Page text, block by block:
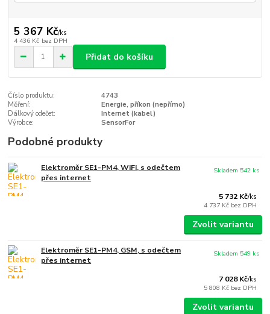
5 367 Kč/ks
4 436 Kč bez DPH
Přidat do košíku
Číslo produktu:
4743
Měření:
Energie, příkon (nepřímo)
Dálkový odečet:
Internet (kabel)
Výrobce:
SensorFor
Podobné produkty
Elektroměr SE1-PM4, WiFi, s odečtem
přes internet
5 732 Kč/ks
4 737 Kč bez DPH
Skladem 542 ks
Zvolit variantu
Elektroměr SE1-PM4, GSM, s odečtem
přes internet
7 028 Kč/ks
5 808 Kč bez DPH
Skladem 549 ks
Zvolit variantu